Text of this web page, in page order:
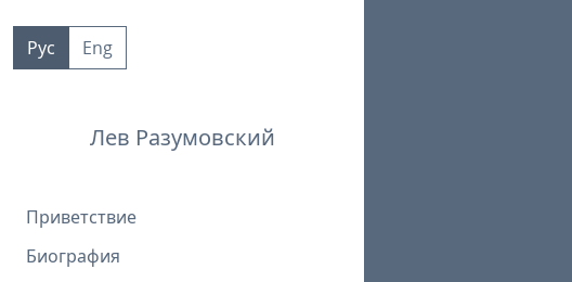
контенту
Рус Eng
Лев Разумовский
Приветствие
Биография